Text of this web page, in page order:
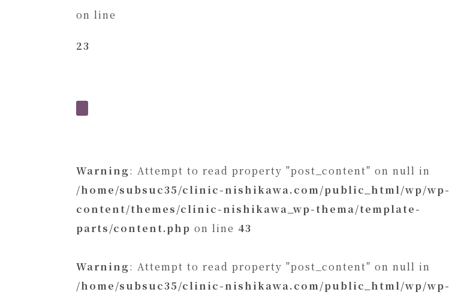
on line
23
Warning: Attempt to read property "post_content" on null in
/home/subsuc35/clinic-nishikawa.com/public_html/wp/wp-
content/themes/clinic-nishikawa_wp-thema/template-
parts/content.php on line 43
Warning: Attempt to read property "post_content" on null in
/home/subsuc35/clinic-nishikawa.com/public_html/wp/wp-